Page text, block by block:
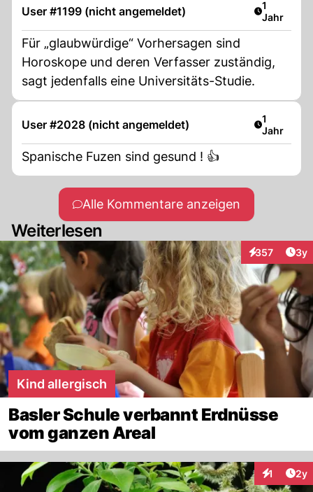
User #1199 (nicht angemeldet) Artikel
1
Jahr
Für „glaubwürdige“ Vorhersagen sind
Horoskope und deren Verfasser zuständig,
sagt jedenfalls eine Universitäts-Studie.
User #2028 (nicht angemeldet) Artikel
1
Jahr
Spanische Fuzen sind gesund ! 👍
Alle Kommentare anzeigen
Weiterlesen
357
Interaktionen
3y
Kind allergisch
Basler Schule verbannt Erdnüsse
vom ganzen Areal
1 2y